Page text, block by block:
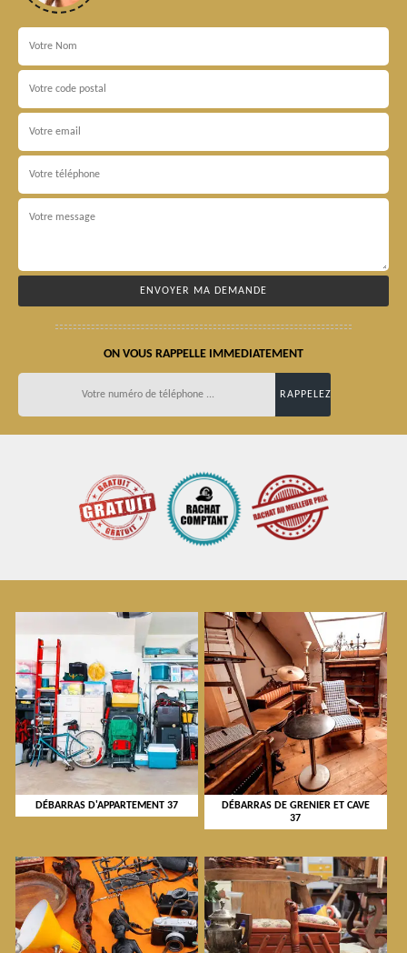
ON VOUS RAPPELLE IMMEDIATEMENT
DÉBARRAS D'APPARTEMENT 37
DÉBARRAS DE GRENIER ET CAVE
37